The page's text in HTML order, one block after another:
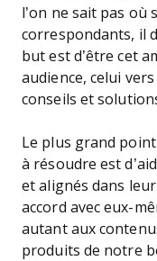
l’on ne sait pas
correspondants, il
but est d’être cet
audience, celui
conseils et
Le plus grand
à résoudre est
et alignés dans
accord avec eux-
autant aux
produits de notre